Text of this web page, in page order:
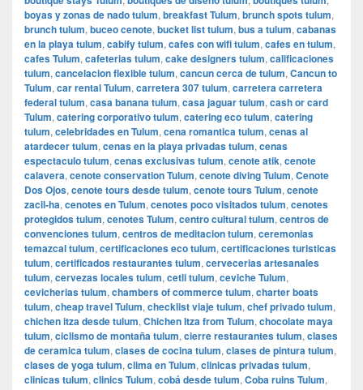
boyas y zonas de nado tulum, breakfast Tulum, brunch spots tulum,
brunch tulum, buceo cenote, bucket list tulum, bus a tulum, cabanas
en la playa tulum, cabify tulum, cafes con wifi tulum, cafes en tulum,
cafes Tulum, cafeterias tulum, cake designers tulum, calificaciones
tulum, cancelacion flexible tulum, cancun cerca de tulum, Cancun to
Tulum, car rental Tulum, carretera 307 tulum, carretera carretera
federal tulum, casa banana tulum, casa jaguar tulum, cash or card
Tulum, catering corporativo tulum, catering eco tulum, catering
tulum, celebridades en Tulum, cena romantica tulum, cenas al
atardecer tulum, cenas en la playa privadas tulum, cenas
espectaculo tulum, cenas exclusivas tulum, cenote atik, cenote
calavera, cenote conservation Tulum, cenote diving Tulum, Cenote
Dos Ojos, cenote tours desde tulum, cenote tours Tulum, cenote
zacil-ha, cenotes en Tulum, cenotes poco visitados tulum, cenotes
protegidos tulum, cenotes Tulum, centro cultural tulum, centros de
convenciones tulum, centros de meditacion tulum, ceremonias
temazcal tulum, certificaciones eco tulum, certificaciones turisticas
tulum, certificados restaurantes tulum, cervecerias artesanales
tulum, cervezas locales tulum, cetli tulum, ceviche Tulum,
cevicherias tulum, chambers of commerce tulum, charter boats
tulum, cheap travel Tulum, checklist viaje tulum, chef privado tulum,
chichen itza desde tulum, Chichen Itza from Tulum, chocolate maya
tulum, ciclismo de montaña tulum, cierre restaurantes tulum, clases
de ceramica tulum, clases de cocina tulum, clases de pintura tulum,
clases de yoga tulum, clima en Tulum, clinicas privadas tulum,
clinicas tulum, clinics Tulum, cobá desde tulum, Coba ruins Tulum,